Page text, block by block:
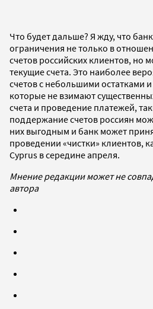
Что будет дальше? Я жду, что
ограничения не только в
счетов российских клиентов, но
текущие счета. Это наиболее
счетов с небольшими остатками
которые не взимают
счета и проведение платежей,
поддержание счетов россиян
них выгодным и банк может
проведении «чистки» клиентов,
Cyprus в середине апреля.
Мнение редакции может не
автора